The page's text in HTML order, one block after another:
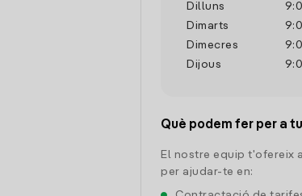
Dilluns
Dimarts
Dimecres
Dijous
Què podem fer per a
El nostre equip t'ofereix
per ajudar-te en: